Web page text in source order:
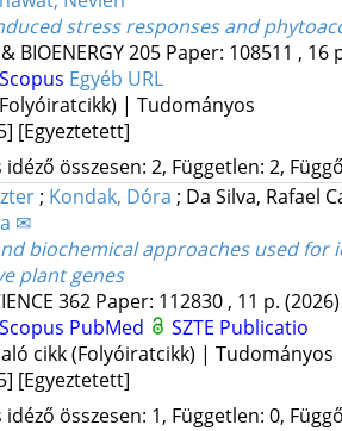
stress responses and
BIOENERGY205 Paper: 108511 , 16
Scopus Egyéb URL
| Tudományos
[Egyeztetett]
összesen: 2, Független: 2,
; Kondak, Dóra ; Da Silva, Rafael
✉
biochemical approaches used
plant genes
362 Paper: 112830 , 11 p. (2026)
Scopus PubMed
SZTE Publicatio
cikk (Folyóiratcikk) | Tudományos
[Egyeztetett]
összesen: 1, Független: 0,